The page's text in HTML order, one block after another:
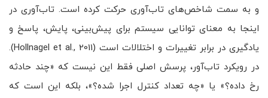
و به سمت شاخص‌های تاب‌آوری حرکت کرده است. تاب‌آوری در
اینجا به معنای توانایی سیستم برای پیش‌بینی، پایش، پاسخ و
یادگیری در برابر تغییرات و اختلالات است (Hollnagel et al., 2011).
در رویکرد تاب‌آور، پرسش اصلی فقط این نیست که «چند حادثه
رخ داده؟» یا «چه تعداد کنترل اجرا شده؟»، بلکه این است که